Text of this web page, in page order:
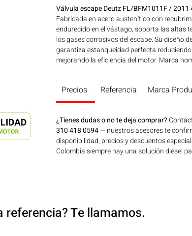
Válvula escape Deutz FL/BFM1011F / 2011
Fabricada en acero austenítico con
endurecido en el vástago, soporta las altas
los gases corrosivos del escape. Su diseño
garantiza estanqueidad perfecta
mejorando la eficiencia del motor. Marca
DEUTZ Ideal para aplicaciones en
construcción, minería y generación de
Precios. Referencia Marca
¿Tienes dudas o no te deja comprar?
310 418 0594— nuestros asesores te
disponibilidad, precios y descuentos
Colombia siempre hay una solución diésel
referencia? Te llamamos.